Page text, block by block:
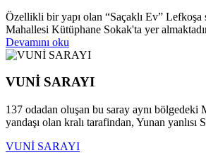
Özellikli bir yapı olan “Saçaklı Ev”
Mahallesi Kütüphane Sokak'ta yer
Devamını oku
VUNİ SARAYI
137 odadan oluşan bu saray aynı bölgedeki
yandaşı olan kralı tarafindan, Yunan yanlısı
VUNİ SARAYI